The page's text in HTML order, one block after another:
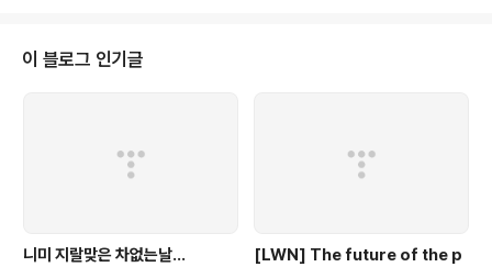
풀이사전’(박남일 지음, 서해문집), ‘한국어 어원사전’(조영언 지음, 다솜출판사)
등이다. 다음은 청첩장 전문 쇼핑몰인 바른손카드의 인기 인사말 중 하나이다.
이 블로그 인기글
니미 지랄맞은 차없는날...
[LWN] The future of the p